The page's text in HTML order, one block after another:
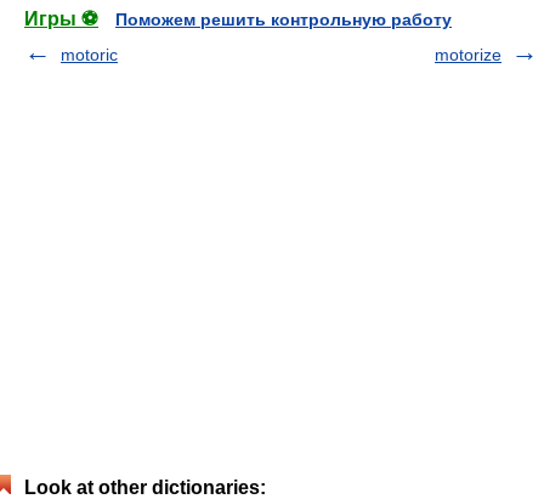
Игры ⚽
Поможем решить контрольную работу
motoric
motorize
Look at other dictionaries: